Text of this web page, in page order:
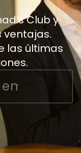
Club y
ventajas.
las últimas